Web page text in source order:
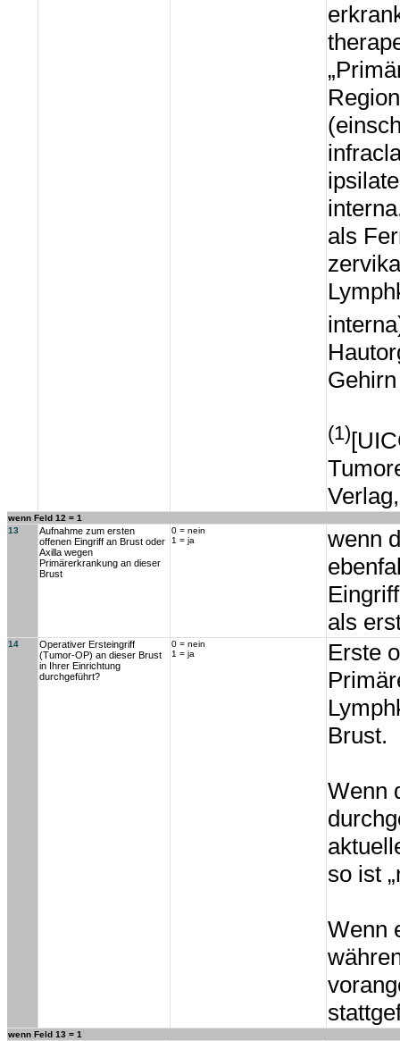
als
(1)
wenn Feld 12 = 1
13
Aufnahme zum ersten
offenen Eingriff an Brust oder
Axilla wegen
Primärerkrankung an dieser
Brust
0 = nein
1 = ja
wenn
als
14
Operativer Ersteingriff
(Tumor-OP) an dieser Brust
in Ihrer Einrichtung
durchgeführt?
0 = nein
1 = ja
Erste
Brust.
Wenn
so ist
Wenn
wenn Feld 13 = 1